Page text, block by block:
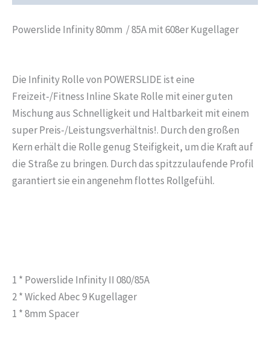
Powerslide Infinity 80mm / 85A mit 608er Kugellager
Die Infinity Rolle von POWERSLIDE ist eine
Freizeit-/Fitness Inline Skate Rolle mit einer guten
Mischung aus Schnelligkeit und Haltbarkeit mit einem
super Preis-/Leistungsverhältnis!. Durch den großen
Kern erhält die Rolle genug Steifigkeit, um die Kraft auf
die Straße zu bringen. Durch das spitzzulaufende Profil
garantiert sie ein angenehm flottes Rollgefühl.
1 * Powerslide Infinity II 080/85A
2 * Wicked Abec 9 Kugellager
1 * 8mm Spacer